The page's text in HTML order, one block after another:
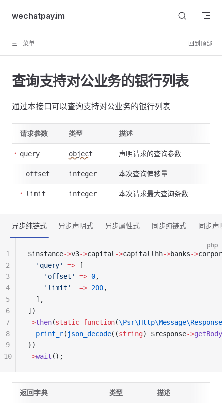
Skip to content
wechatpay.im
菜单 回到顶部
查询支持对公业务的银行列表
通过本接口可以查询支持对公业务的银行列表
请求参数 类型 描述
query object 声明请求的查询参数
offset integer 本次查询偏移量
limit integer 本次请求最大查询条数
异步纯链式 异步声明式 异步属性式 同步纯链式 同步声
php
$instance->v3->capital ->capitallhh->banks->
  'query'
=> [
    'offset'
=> 0,
    'limit'
  =>
200,
  ],
])
->then(static function(
  print_r
( json_decode((string) $response->getBody
})
->wait ();
1
2
3
4
5
6
7
8
9
10
返回字典 类型 描述